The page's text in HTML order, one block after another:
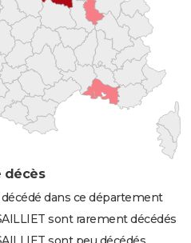
décès
dans ce département
sont rarement décédés